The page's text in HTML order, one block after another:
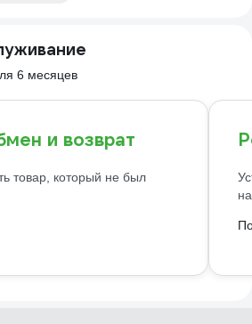
6 месяцев
и возврат
товар, который не был